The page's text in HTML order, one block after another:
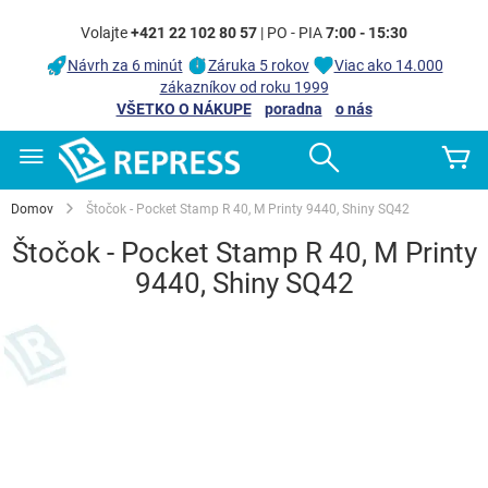
Volajte+421 22 102 80 57 | PO - PIA7:00 - 15:30
Návrh za 6 minút
Záruka 5 rokov
Viac ako 14.000
zákazníkov od roku 1999
VŠETKO O NÁKUPE
poradna
o nás
Domov Štočok - Pocket Stamp R 40, M Printy 9440, Shiny SQ42
Štočok - Pocket Stamp R 40, M Printy
9440, Shiny SQ42
Preskočiť
na